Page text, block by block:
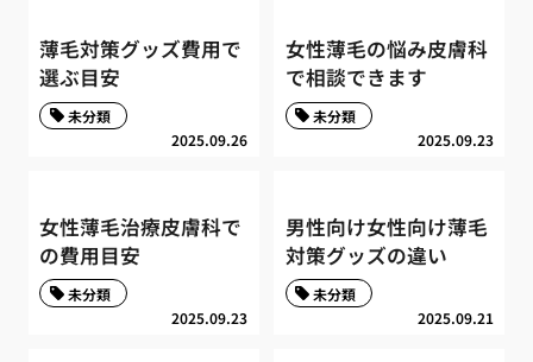
薄毛対策グッズ費用で
選ぶ目安
2025.09.26
未分類
女性薄毛の悩み皮膚科
で相談できます
2025.09.23
未分類
女性薄毛治療皮膚科で
の費用目安
2025.09.23
未分類
男性向け女性向け薄毛
対策グッズの違い
2025.09.21
未分類